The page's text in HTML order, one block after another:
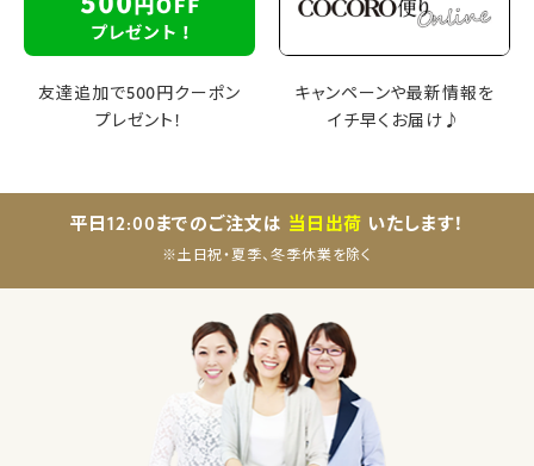
友達追加で500円クーポン
プレゼント！
キャンペーンや最新情報を
イチ早くお届け♪
平日12:00までのご注文は 当日出荷 いたします！
※土日祝・夏季、冬季休業を除く